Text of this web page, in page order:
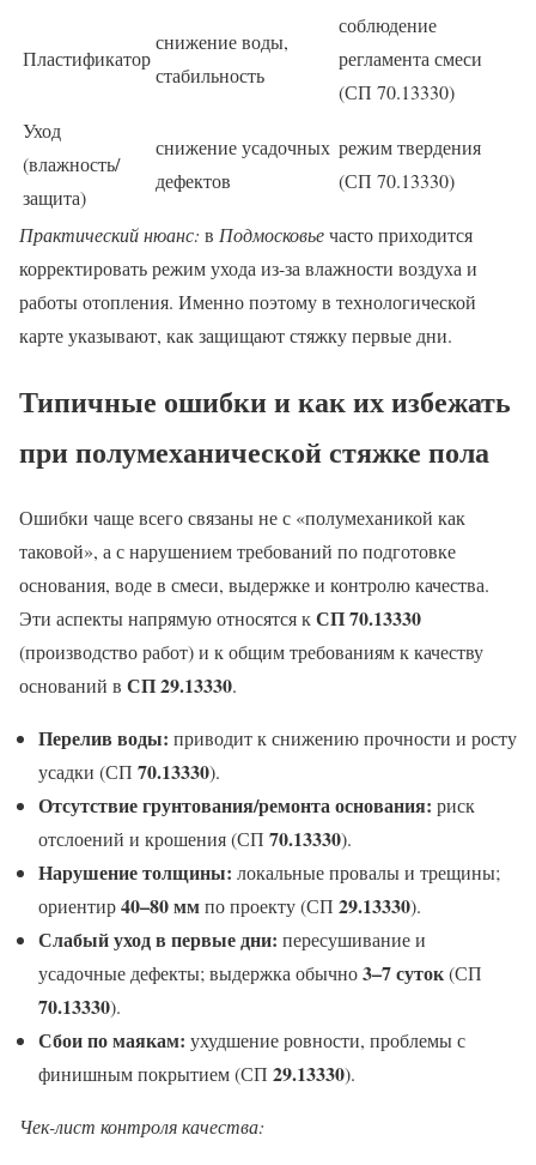
Пластификатор
снижение воды,
стабильность
соблюдение
регламента смеси
(СП 70.13330)
Уход
(влажность/
защита)
снижение усадочных
дефектов
режим твердения
(СП 70.13330)
Практический нюанс: в Подмосковьечасто приходится
корректировать режим ухода из-за влажности воздуха и
работы отопления. Именно поэтому в технологической
карте указывают, как защищают стяжку первые дни.
Типичные ошибки и как их избежать
при полумеханической стяжке пола
Ошибки чаще всего связаны не с «полумеханикой как
таковой», а с нарушением требований по подготовке
основания, воде в смеси, выдержке и контролю качества.
Эти аспекты напрямую относятся кСП 70.13330
(производство работ) и к общим требованиям к качеству
оснований в СП 29.13330.
Перелив воды: приводит к снижению прочности и росту
усадки (СП 70.13330).
Отсутствие грунтования/ремонта основания: риск
отслоений и крошения (СП 70.13330).
Нарушение толщины: локальные провалы и трещины;
ориентир40–80 ммпо проекту (СП 29.13330).
Слабый уход в первые дни: пересушивание и
усадочные дефекты; выдержка обычно3–7 суток(СП
70.13330).
Сбои по маякам: ухудшение ровности, проблемы с
финишным покрытием (СП 29.13330).
Чек-лист контроля качества: